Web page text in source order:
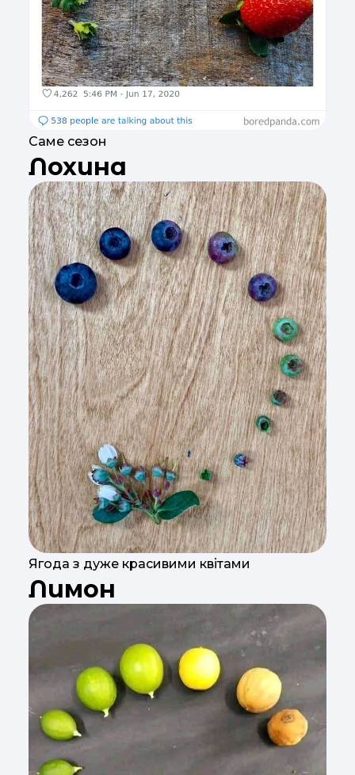
Саме сезон
Лохина
Ягода з дуже красивими квітами
Лимон